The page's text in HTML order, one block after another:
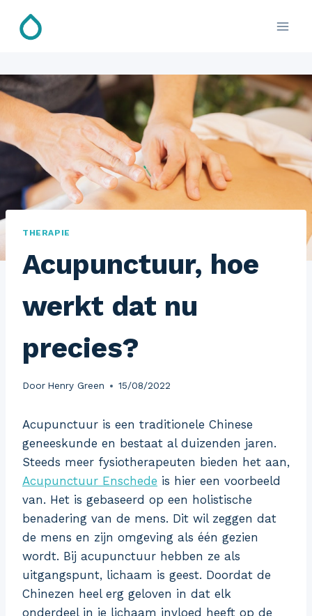
naar
THERAPIE
Acupunctuur, hoe
werkt dat nu
precies?
Door Henry Green 15/08/2022
Acupunctuur is een traditionele Chinese
geneeskunde en bestaat al duizenden jaren.
Steeds meer fysiotherapeuten bieden het aan,
Acupunctuur Enschede is hier een voorbeeld
van. Het is gebaseerd op een holistische
benadering van de mens. Dit wil zeggen dat
de mens en zijn omgeving als één gezien
wordt. Bij acupunctuur hebben ze als
uitgangspunt, lichaam is geest. Doordat de
Chinezen heel erg geloven in dat elk
onderdeel in je lichaam invloed heeft op de